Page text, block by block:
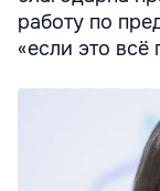
работу по
«если это всё